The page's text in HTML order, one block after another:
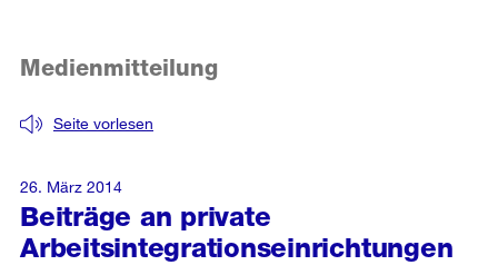
Beiträge an private
Arbeitsintegrationseinrichtungen
Seite vorlesen
Medienmitteilung
26. März 2014